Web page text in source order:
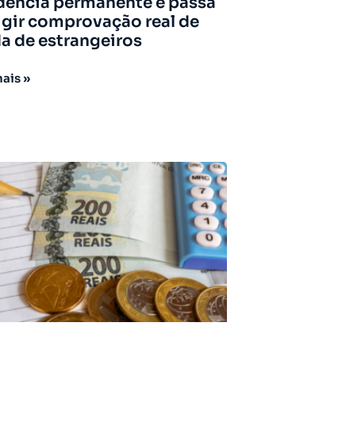
comprovação real de
de estrangeiros
»